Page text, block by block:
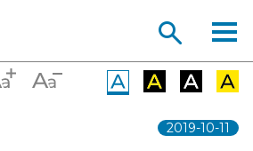
2019-10-11